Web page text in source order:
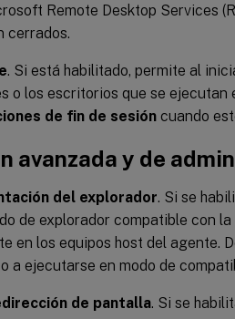
Remote Desktop Services
cerrados.
. Si está habilitado, permite al
o los escritorios que se ejecutan
de fin de sesión cuando
avanzada y de
del explorador. Si se
de explorador compatible con
en los equipos host del agente.
a ejecutarse en modo de
de pantalla. Si se